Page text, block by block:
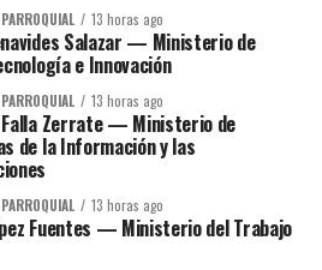
13 horas ago
Salazar — Ministerio de
e Innovación
13 horas ago
Falla Zerrate — Ministerio de
de la Información y las
13 horas ago
Fuentes — Ministerio del Trabajo